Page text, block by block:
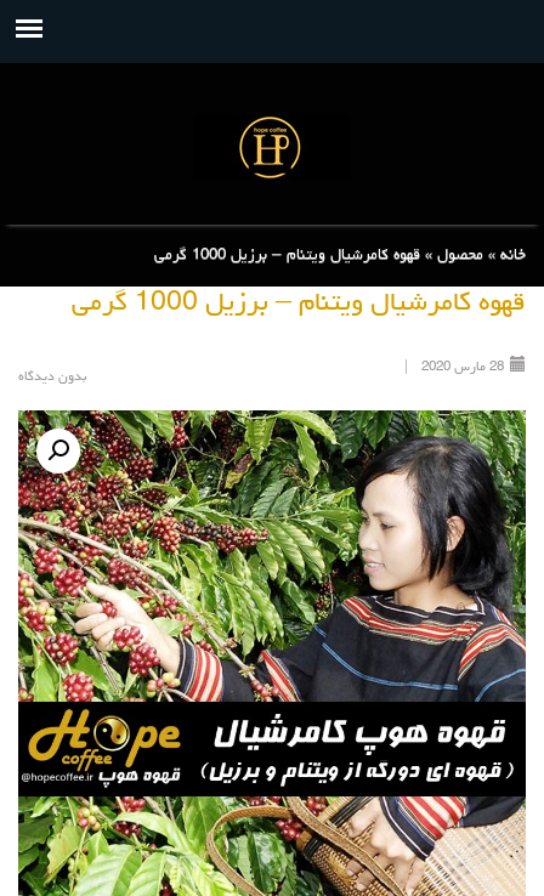
خانه » محصول » قهوه کامرشیال ویتنام – برزیل 1000 گرمی
قهوه کامرشیال ویتنام – برزیل 1000 گرمی
28 مارس 2020
بدون دیدگاه